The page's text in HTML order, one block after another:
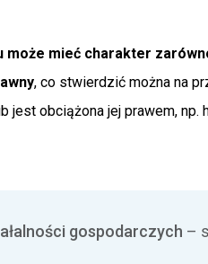
może mieć charakter
, co stwierdzić można na
jest obciążona jej prawem, np.
gospodarczych –